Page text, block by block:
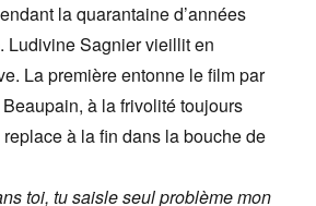
la quarantaine d’années
Ludivine Sagnier vieillit en
La première entonne le film par
Beaupain, à la frivolité toujours
à la fin dans la bouche de
toi, tu saisle seul problème mon